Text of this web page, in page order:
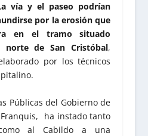
vía y el paseo podrían
por la erosión que
en el tramo situado
norte de San Cristóbal,
por los técnicos
Públicas del Gobierno de
Franquis, ha instado tanto
al Cabildo a una